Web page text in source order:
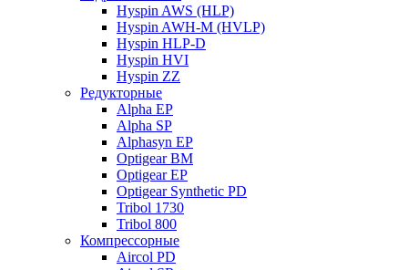
Hyspin AWS (HLP)
Hyspin AWH-M (HVLP)
Hyspin HLP-D
Hyspin HVI
Hyspin ZZ
Редукторные
Alpha EP
Alpha SP
Alphasyn EP
Optigear BM
Optigear EP
Optigear Synthetic PD
Tribol 1730
Tribol 800
Компрессорные
Aircol PD